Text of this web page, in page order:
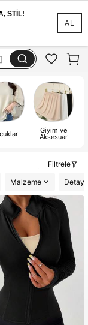
AL
STİL!
Giyim ve
Aksesuar
Filtrele
Malzeme